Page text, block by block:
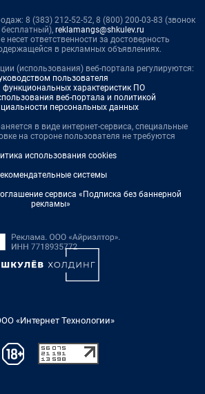
8 (383) 212-52-52, 8 (800) 200-03-83 (звонок
бесплатный), reklamangs@shkulev.ru
несет ответственности за достоверность
в рекламных объявлениях.
(использования) веб-портала регулируются:
пользователя
характеристик ПО
веб-портала и политикой
персональных данных
в виде интернет-сервиса, специальные
на стороне пользователя не требуются
использования cookies
системы
сервиса «Подписка без баннерной
рекламы»
«Интернет Технологии»